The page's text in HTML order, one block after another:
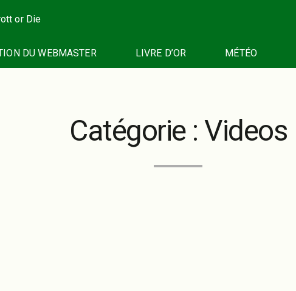
or Die
DU WEBMASTER LIVRE D’OR MÉTÉO
Catégorie : Videos